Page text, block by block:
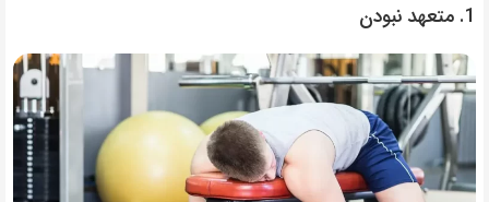
1. متعهد نبودن